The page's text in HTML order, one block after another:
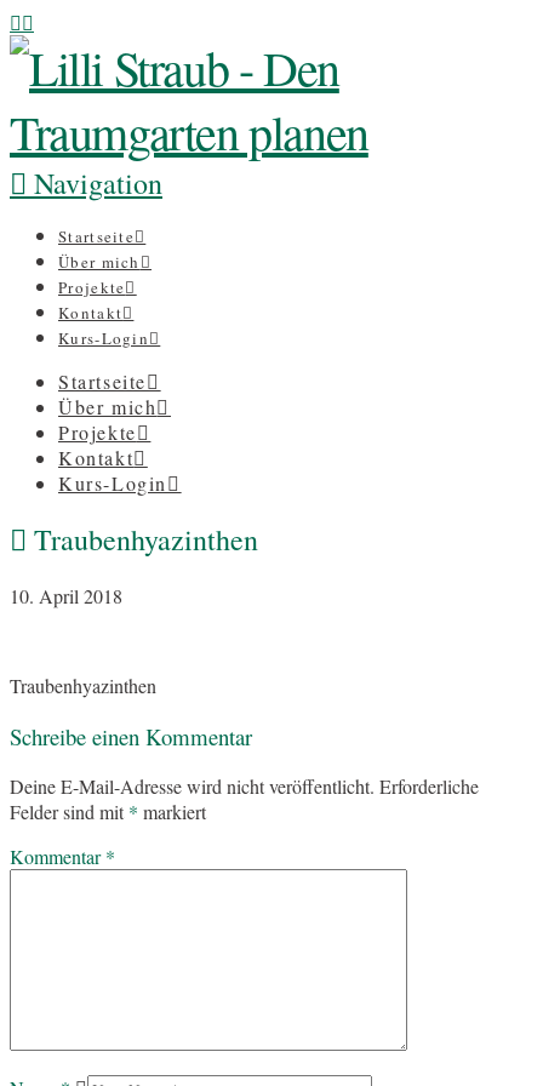
Navigation
Startseite
Über mich
Projekte
Kontakt
Kurs-Login
Startseite
Über mich
Projekte
Kontakt
Kurs-Login
Traubenhyazinthen
10. April 2018
Traubenhyazinthen
Schreibe einen Kommentar
Deine E-Mail-Adresse wird nicht veröffentlicht. Erforderliche
Felder sind mit* markiert
Kommentar*